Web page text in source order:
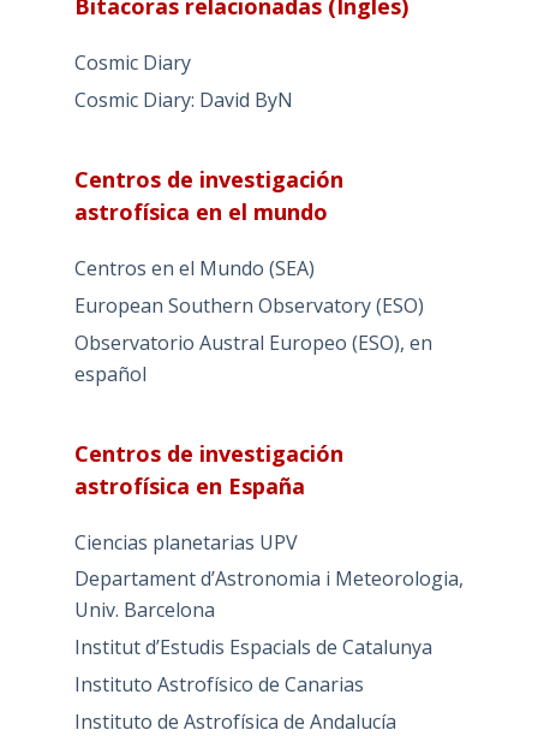
Bitacoras relacionadas (Ingles)
Cosmic Diary
Cosmic Diary: David ByN
Centros de investigación
astrofísica en el mundo
Centros en el Mundo (SEA)
European Southern Observatory (ESO)
Observatorio Austral Europeo (ESO), en
español
Centros de investigación
astrofísica en España
Ciencias planetarias UPV
Departament d’Astronomia i Meteorologia,
Univ. Barcelona
Institut d’Estudis Espacials de Catalunya
Instituto Astrofísico de Canarias
Instituto de Astrofísica de Andalucía